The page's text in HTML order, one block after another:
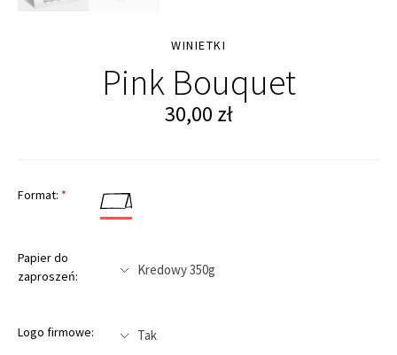
WINIETKI
Pink Bouquet
30,00 zł
Format: *
Papier do
zaproszeń:
Logo firmowe: